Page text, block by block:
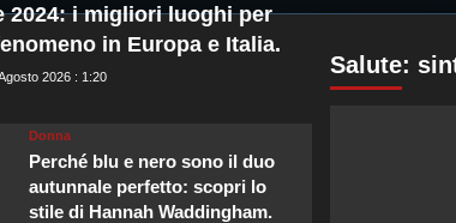
2024: i migliori luoghi per
in Europa e Italia.
2026 : 1:20
Donna
Perché blu e nero sono il duo
autunnale perfetto: scopri lo
stile di Hannah Waddingham.
Salute: